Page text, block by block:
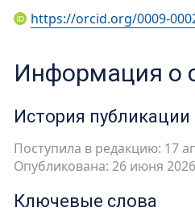
https://orcid.org/0009-
Информация о
История публикации
Поступила в редакцию: 17
Опубликована: 26 июня
Ключевые слова